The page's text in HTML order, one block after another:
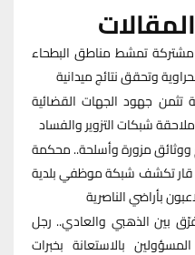
تمشط مناطق البطحاء
وتحقق نتائج ميدانية
تثمن جهود الجهات القضائية
شبكات التزوير والفساد
ووثائق مزورة وأسلحة.. محكمة
قار تكشف شبكة موظفي بلدية
بأراضي الناصرية
بين الذهبي والعادي.. رجل
بالاستعانة بخبرات